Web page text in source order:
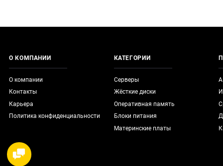
О КОМПАНИИ
О компании
Контакты
Карьера
Политика конфиденциальности
КАТЕГОРИИ
Серверы
Жёсткие диски
Оперативная память
Блоки питания
Материнские платы